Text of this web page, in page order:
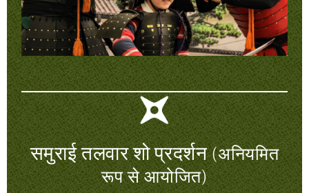
समुराई तलवार शो प्रदर्शन (अनियमित
रूप से आयोजित)